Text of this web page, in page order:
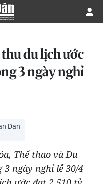
du lịch ước
3 ngày nghỉ
Dan
Thể thao và Du
3 ngày nghỉ lễ 30/4